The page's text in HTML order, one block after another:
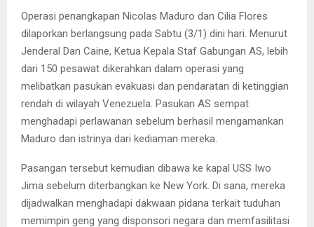
Operasi penangkapan Nicolas Maduro dan Cilia Flores
dilaporkan berlangsung pada Sabtu (3/1) dini hari. Menurut
Jenderal Dan Caine, Ketua Kepala Staf Gabungan AS, lebih
dari 150 pesawat dikerahkan dalam operasi yang
melibatkan pasukan evakuasi dan pendaratan di ketinggian
rendah di wilayah Venezuela. Pasukan AS sempat
menghadapi perlawanan sebelum berhasil mengamankan
Maduro dan istrinya dari kediaman mereka.
Pasangan tersebut kemudian dibawa ke kapal USS Iwo
Jima sebelum diterbangkan ke New York. Di sana, mereka
dijadwalkan menghadapi dakwaan pidana terkait tuduhan
memimpin geng yang disponsori negara dan memfasilitasi